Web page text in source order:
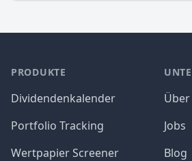
PRODUKTE
Dividendenkalender
Portfolio Tracking
Wertpapier Screener
Jobs
Blog